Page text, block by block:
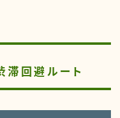
滞回避ルート